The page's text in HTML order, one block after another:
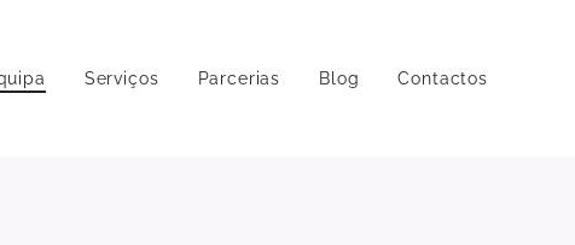
Serviços Parcerias Blog Contactos